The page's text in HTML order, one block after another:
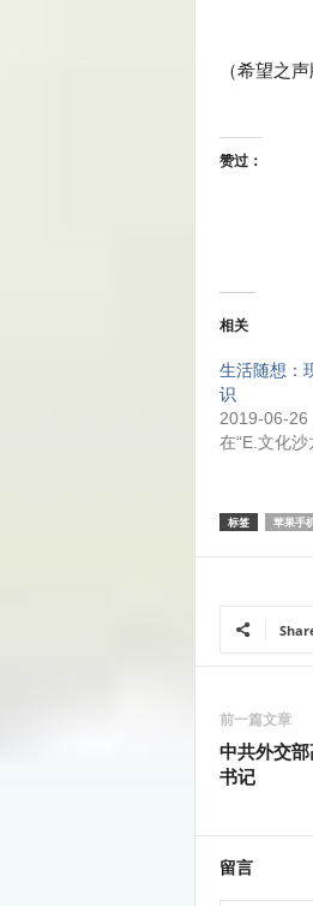
（希望之
赞过：
相关
生活随想：
识
2019-06-26
在“E.文化沙
标签 苹果手
前一篇文章
中共外交
书记
留言